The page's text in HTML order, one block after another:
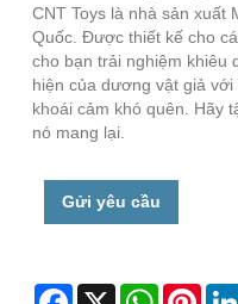
CNT Toys là nhà sản xuất
Quốc. Được thiết kế cho
cho bạn trải nghiệm khiêu
hiện của dương vật giả
khoái cảm khó quên. Hãy
nó mang lại.
Gửi yêu cầu
Facebook
X WhatsApp